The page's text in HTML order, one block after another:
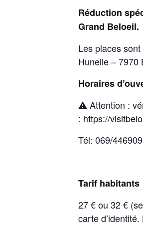
Réduction
Grand Beloeil.
Les places
Hunelle – 7970
Horaires
⚠️ Attention :
: https://
Tél: 069/
Tarif habitants
27 € ou 32 €
carte d’identité.